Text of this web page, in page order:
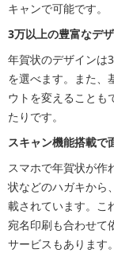
キャンで可能です。
3万以上の豊富なデ
年賀状のデザインは
を選べます。また、
ウトを変えることも
たりです。
スキャン機能搭載で
スマホで年賀状が作
状などのハガキから
載されています。こ
宛名印刷も合わせて
サービスもあります。